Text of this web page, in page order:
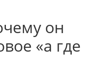
он
«а где